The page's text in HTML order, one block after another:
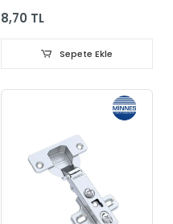
8,70 TL
Sepete Ekle